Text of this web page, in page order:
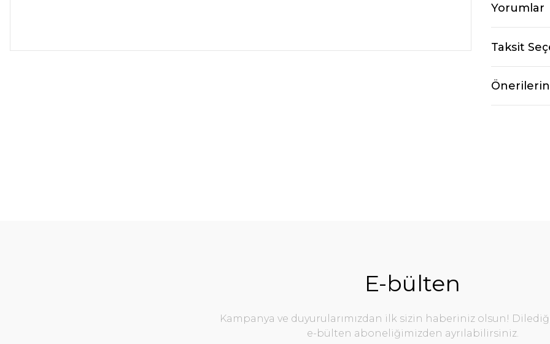
Yorumlar
Taksit
E-bülten
Kampanya ve duyurularımızdan ilk sizin haberiniz olsun!
e-bülten aboneliğimizden ayrılabilirsiniz.